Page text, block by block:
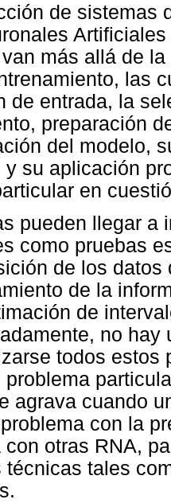
de sistemas
más allá de
las
de entrada, la
preparación
del modelo,
y su aplicación
en
pueden llegar a
como pruebas
de los datos
de la
de
no
todos estos
problema
agrava cuando
con la
con otras RNA,
técnicas tales